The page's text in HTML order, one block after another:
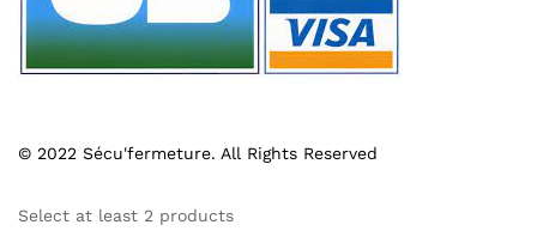
© 2022 Sécu'fermeture. All Rights Reserved
Select at least 2 products